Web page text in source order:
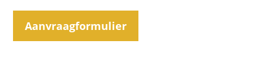
Aanvraagformulier